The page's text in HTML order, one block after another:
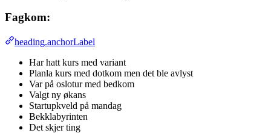
Fagkom:
heading.anchorLabel
Har hatt kurs med variant
Planla kurs med dotkom men det ble avlyst
Var på oslotur med bedkom
Valgt ny økans
Startupkveld på mandag
Bekklabyrinten
Det skjer ting